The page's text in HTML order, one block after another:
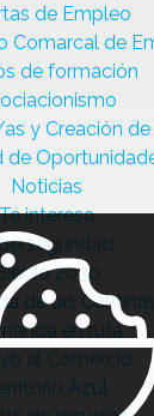
de Empleo
Comarcal de
de formación
y Creación
de
Noticias
Te interesa
2030
de las
en ruta
al Comercio
Azul